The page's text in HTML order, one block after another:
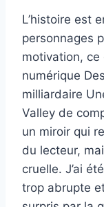
L’histoire est
personnages
motivation, ce
numérique
milliardaire
Valley de
un miroir qui
du lecteur,
cruelle. J’ai
trop abrupte